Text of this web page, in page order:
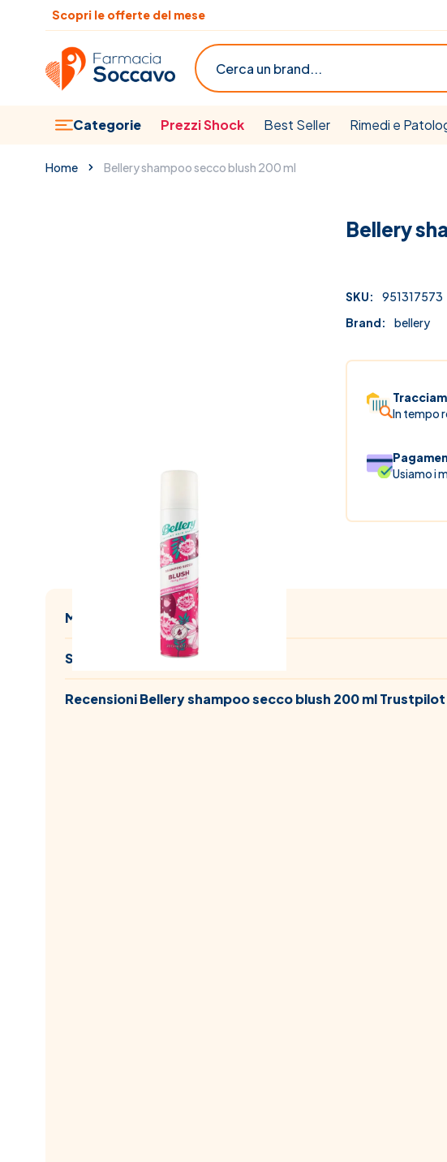
Salta al contenuto
Scopri le offerte del mese
Categorie Prezzi Shock Best Seller Rimedi e
Cerca
Home Bellery shampoo secco blush 200 ml
Bellery
SKU: 951317573
Brand:
bellery
In tempo
Usiamo i
Metodi di pagamento
Spedizioni
Recensioni Bellery shampoo secco blush 200 ml Trustpilot